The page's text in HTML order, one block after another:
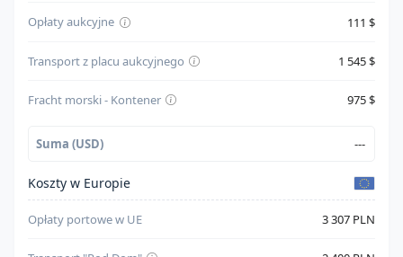
Skrzynia biegów Automatic
Napęd All Wheel Drive
Kolor karoserii Pomarańczowy
Opłaty aukcyjne 111 $
Transport z placu aukcyjnego 1 545 $
Fracht morski - Kontener 975 $
Suma (USD) ---
Koszty w Europie
Opłaty portowe w UE 3 307 PLN